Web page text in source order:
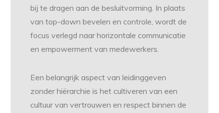
bij te dragen aan de besluitvorming. In plaats
van top-down bevelen en controle, wordt de
focus verlegd naar horizontale communicatie
en empowerment van medewerkers.
Een belangrijk aspect van leidinggeven
zonder hiërarchie is het cultiveren van een
cultuur van vertrouwen en respect binnen de